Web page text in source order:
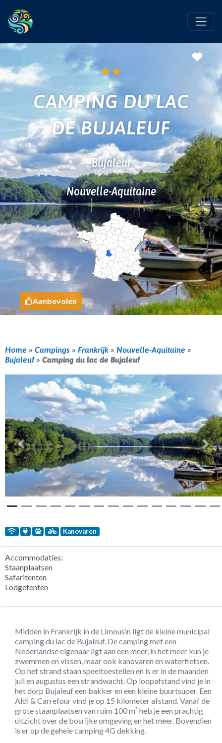
★★
CAMPING DU LAC
DE BUJALEUF
Bujaleuf
Nouvelle-Aquitaine
Aanbevolen
Home » Campings » Frankrijk » Nouvelle-Aquitaine »
Bujaleuf» Camping du lac de Bujaleuf
Vorige
Kanovaren
Accommodaties:
Staanplaatsen
Safaritenten
Lodgetenten
Midden in Frankrijk in de Limousin ligt de kleine municipal
camping du lac de Bujaleuf. De camping met een
Nederlandse eigenaar ligt aan een meer, in het meer kun je
zwemmen en vissen, maar ook kanovaren en waterfietsen.
Op het strand staan speeltoestellen en is er in de maanden
juli en augustus een strandwacht. Op loopafstand vind je in
het dorp Bujaleuf een bakker en een kleine buurtsuper. Een
Aldi & Carrefour vind je op 15 kilometer afstand. Vanaf de
grote staanplaatsen van ruim 100 m² heb je een prachtig
uitzicht over de bosrijke omgeving en het meer. Bovendien
is er op de gehele camping 4G dekking.